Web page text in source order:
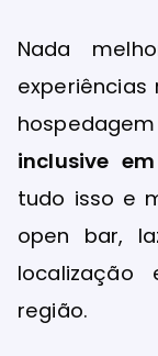
Nada
inclusive
tudo isso e
open bar,
localização
região.